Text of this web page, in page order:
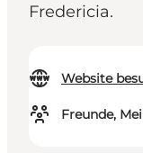
Fredericia.
Website
Freunde,